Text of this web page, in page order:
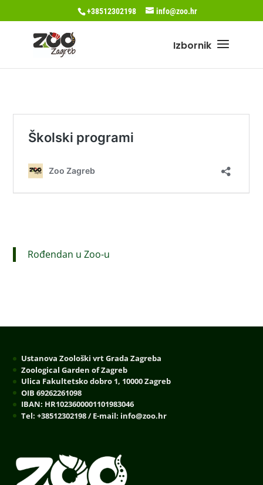
+38512302198 info@zoo.hr
Rođendan u Zoo-u
Ustanova Zoološki vrt Grada Zagreba
Zoological Garden of Zagreb
Ulica Fakultetsko dobro 1, 10000 Zagreb
OIB 69262261098
IBAN: HR1023600001101983046
Tel: +38512302198 / E-mail: info@zoo.hr